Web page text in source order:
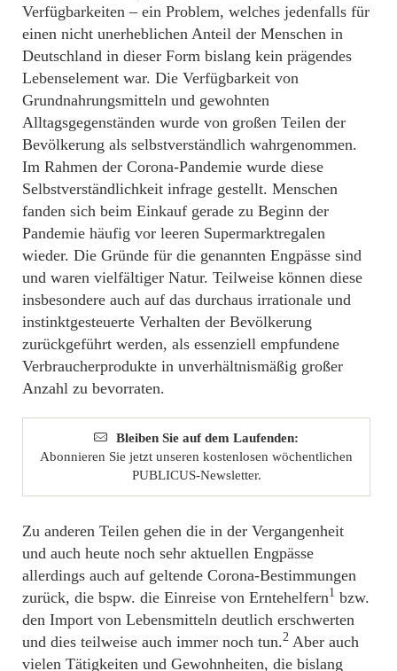
Verfügbarkeiten – ein Problem, welches jedenfalls für
einen nicht unerheblichen Anteil der Menschen in
Deutschland in dieser Form bislang kein prägendes
Lebenselement war. Die Verfügbarkeit von
Grundnahrungsmitteln und gewohnten
Alltagsgegenständen wurde von großen Teilen der
Bevölkerung als selbstverständlich wahrgenommen.
Im Rahmen der Corona-Pandemie wurde diese
Selbstverständlichkeit infrage gestellt. Menschen
fanden sich beim Einkauf gerade zu Beginn der
Pandemie häufig vor leeren Supermarktregalen
wieder. Die Gründe für die genannten Engpässe sind
und waren vielfältiger Natur. Teilweise können diese
insbesondere auch auf das durchaus irrationale und
instinktgesteuerte Verhalten der Bevölkerung
zurückgeführt werden, als essenziell empfundene
Verbraucherprodukte in unverhältnismäßig großer
Anzahl zu bevorraten.
Bleiben Sie auf dem Laufenden:
Abonnieren Sie jetzt unseren kostenlosen wöchentlichen
PUBLICUS-Newsletter.
Zu anderen Teilen gehen die in der Vergangenheit
und auch heute noch sehr aktuellen Engpässe
allerdings auch auf geltende Corona-Bestimmungen
zurück, die bspw. die Einreise von Erntehelfern1 bzw.
den Import von Lebensmitteln deutlich erschwerten
und dies teilweise auch immer noch tun.2 Aber auch
vielen Tätigkeiten und Gewohnheiten, die bislang